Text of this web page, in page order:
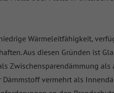
Wärmeleitfähigkeit,
Aus diesen Gründen ist
Zwischensparendämmung als
vermehrt als